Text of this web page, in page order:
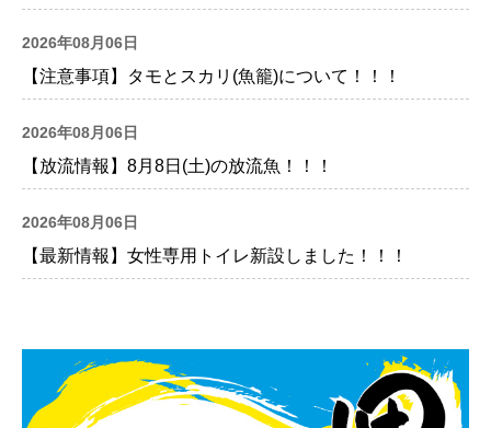
2026年08月06日
【注意事項】タモとスカリ(魚籠)について！！！
2026年08月06日
【放流情報】8月8日(土)の放流魚！！！
2026年08月06日
【最新情報】女性専用トイレ新設しました！！！